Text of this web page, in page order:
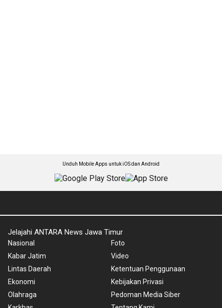
Unduh Mobile Apps untuk iOS dan Android
Jelajahi ANTARA News Jawa Timur
Nasional
Kabar Jatim
Lintas Daerah
Ekonomi
Olahraga
Foto
Video
Ketentuan Penggunaan
Kebijakan Privasi
Pedoman Media Siber